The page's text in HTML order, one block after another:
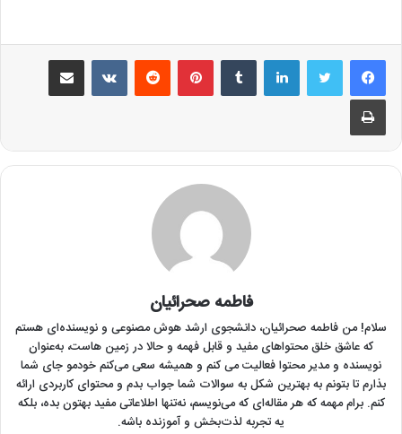
لینکدین ‫تامبلر ‫پین‌ترست‫رددیت ‫VKontakteاشتراک گذاری از طریق ایمیل
چاپ
فاطمه صحرائیان
سلام! من فاطمه صحرائیان‌، دانشجوی ارشد هوش مصنوعی و نویسنده‌ای هستم
که عاشق خلق محتواهای مفید و قابل فهمه و حالا در زمین هاست، به‌عنوان
نویسنده و مدیر محتوا فعالیت می کنم و همیشه سعی می‌کنم خودمو جای شما
بذارم تا بتونم به بهترین شکل به سوالات شما جواب بدم و محتوای کاربردی ارائه
کنم. برام مهمه که هر مقاله‌ای که می‌نویسم، نه‌تنها اطلاعاتی مفید بهتون بده، بلکه
یه تجربه لذت‌بخش و آموزنده باشه.